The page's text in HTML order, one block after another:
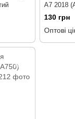
A7 2018
(бампер)
130 грн
Оптові